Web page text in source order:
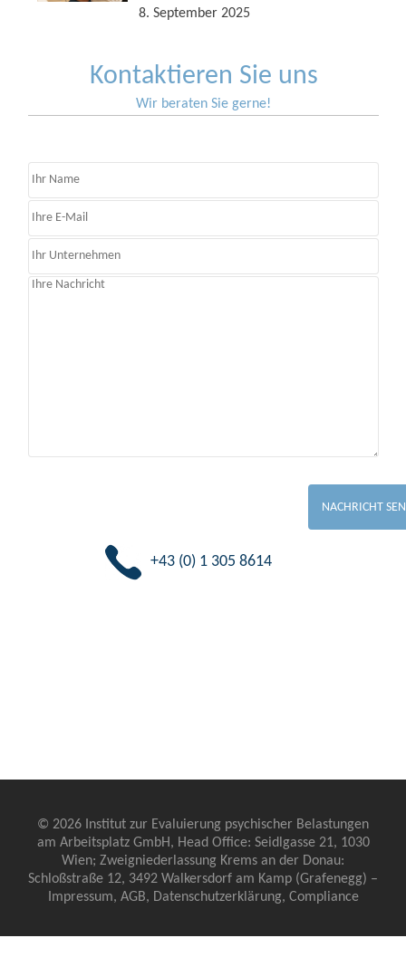
8. September 2025
Kontaktieren Sie uns
Wir beraten Sie gerne!
+43 (0) 1 305 8614
© 2026 Institut zur Evaluierung psychischer Belastungen
am Arbeitsplatz GmbH, Head Office: Seidlgasse 21, 1030
Wien; Zweigniederlassung Krems an der Donau:
Schloßstraße 12, 3492 Walkersdorf am Kamp (Grafenegg) –
Impressum, AGB, Datenschutzerklärung, Compliance